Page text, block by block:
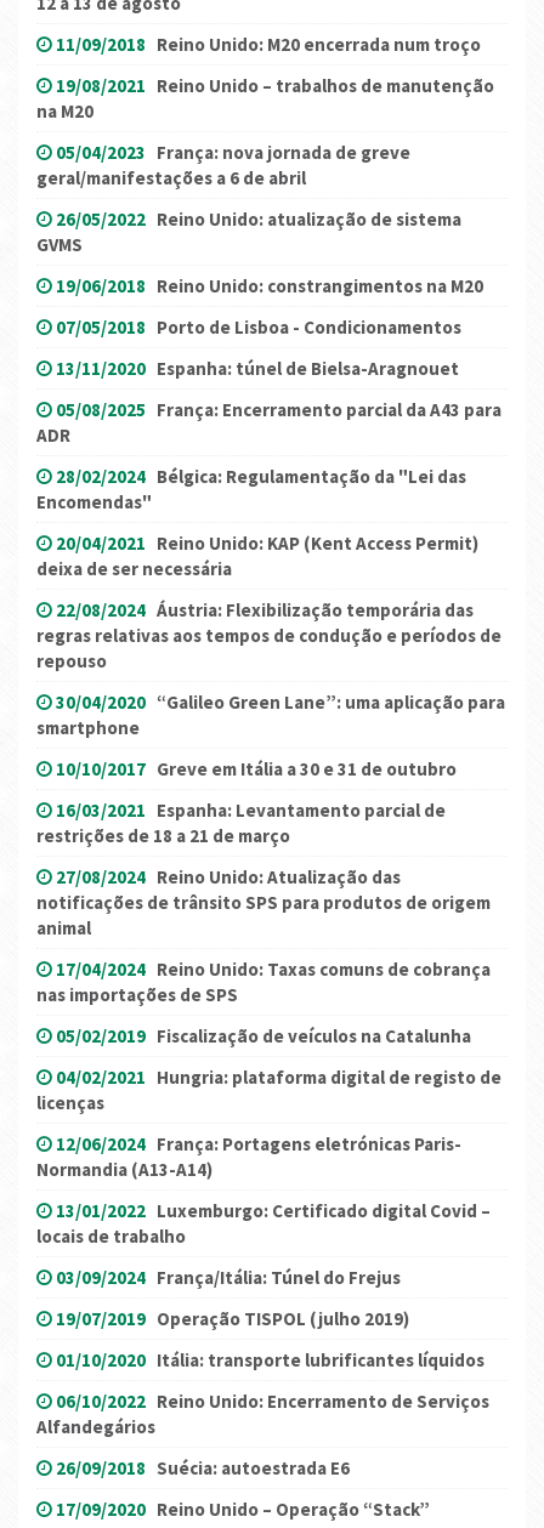
11/09/2018 Reino Unido: M20 encerrada num troço
19/08/2021 Reino Unido – trabalhos de manutenção
na M20
05/04/2023 França: nova jornada de greve
geral/manifestações a 6 de abril
26/05/2022 Reino Unido: atualização de sistema
GVMS
19/06/2018 Reino Unido: constrangimentos na M20
07/05/2018 Porto de Lisboa - Condicionamentos
13/11/2020 Espanha: túnel de Bielsa-Aragnouet
05/08/2025 França: Encerramento parcial da A43 para
ADR
28/02/2024 Bélgica: Regulamentação da "Lei das
Encomendas"
20/04/2021 Reino Unido: KAP (Kent Access Permit)
deixa de ser necessária
22/08/2024 Áustria: Flexibilização temporária das
regras relativas aos tempos de condução e períodos de
repouso
30/04/2020 “Galileo Green Lane”: uma aplicação para
smartphone
10/10/2017 Greve em Itália a 30 e 31 de outubro
16/03/2021 Espanha: Levantamento parcial de
restrições de 18 a 21 de março
27/08/2024 Reino Unido: Atualização das
notificações de trânsito SPS para produtos de origem
animal
17/04/2024 Reino Unido: Taxas comuns de cobrança
nas importações de SPS
05/02/2019 Fiscalização de veículos na Catalunha
04/02/2021 Hungria: plataforma digital de registo de
licenças
12/06/2024 França: Portagens eletrónicas Paris-
Normandia (A13-A14)
13/01/2022 Luxemburgo: Certificado digital Covid –
locais de trabalho
03/09/2024 França/Itália: Túnel do Frejus
19/07/2019 Operação TISPOL (julho 2019)
01/10/2020 Itália: transporte lubrificantes líquidos
06/10/2022 Reino Unido: Encerramento de Serviços
Alfandegários
26/09/2018 Suécia: autoestrada E6
17/09/2020 Reino Unido – Operação “Stack”